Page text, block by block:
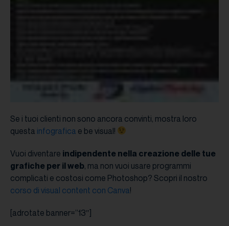
Se i tuoi clienti non sono ancora convinti, mostra loro
questa infografica e be visual!
Vuoi diventare indipendente nella creazione delle tue
grafiche per il web, ma non vuoi usare programmi
complicati e costosi come Photoshop? Scopri il nostro
corso di visual content con Canva!
[adrotate banner=”13″]